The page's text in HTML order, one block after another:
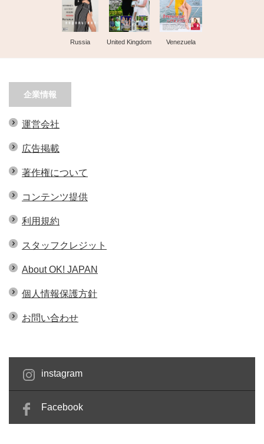
Russia United Kingdom Venezuela
企業情報
運営会社
広告掲載
著作権について
コンテンツ提供
利用規約
スタッフクレジット
About OK! JAPAN
個人情報保護方針
お問い合わせ
instagram
Facebook